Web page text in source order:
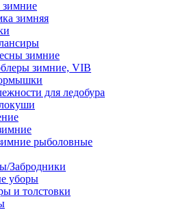
зимние
зимняя
зимние
зимние, VIB
для ледобура
рыболовные
Забродники
уборы
и толстовки